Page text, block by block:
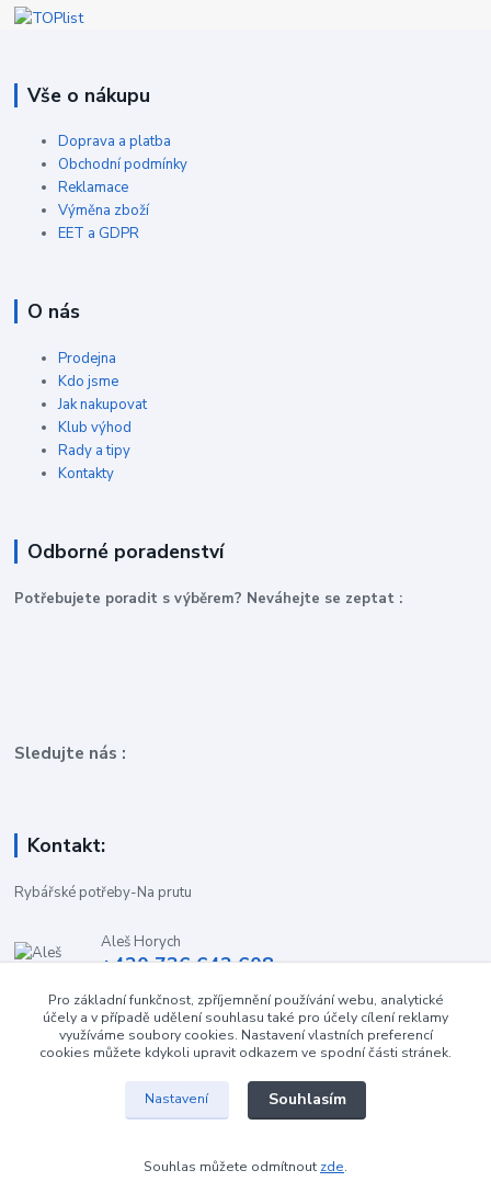
Vše o nákupu
Doprava a platba
Obchodní podmínky
Reklamace
Výměna zboží
EET a GDPR
O nás
Prodejna
Kdo jsme
Jak nakupovat
Klub výhod
Rady a tipy
Kontakty
Odborné poradenství
Potřebujete poradit s výběrem? Neváhejte se zeptat :
Sledujte nás :
Kontakt:
Rybářské potřeby-Na prutu
Aleš Horych
+420 736 642 608
obchod-naprutu@seznam.cz
Pro základní funkčnost, zpříjemnění používání webu, analytické
účely a v případě udělení souhlasu také pro účely cílení reklamy
využíváme soubory cookies. Nastavení vlastních preferencí
cookies můžete kdykoli upravit odkazem ve spodní části stránek.
Nastavení Souhlasím
Souhlas můžete odmítnout zde.